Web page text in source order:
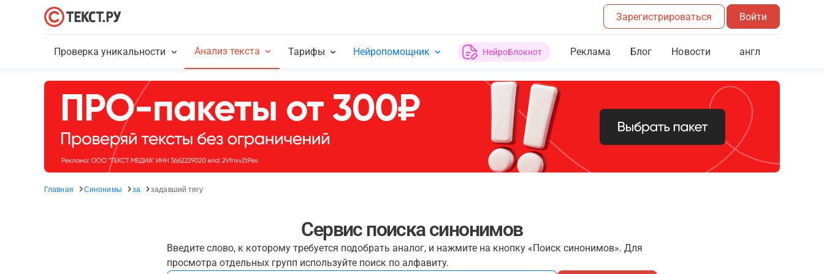
Зарегистрироваться Войти
Проверка уникальности Анализ текста Тарифы Нейропомощник НейроБлокнот Реклама Блог Новости англ
Главная Синонимы за задавший тягу
Сервис поиска синонимов
Введите слово, к которому требуется подобрать аналог, и нажмите на кнопку «Поиск синонимов». Для
просмотра отдельных групп используйте поиск по алфавиту.